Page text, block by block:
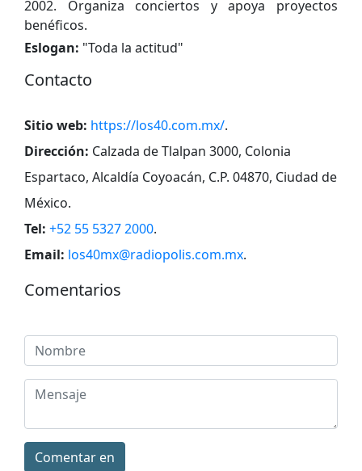
2002. Organiza conciertos y apoya proyectos
benéficos.
Eslogan: "Toda la actitud"
Contacto
Sitio web: https://los40.com.mx/.
Dirección: Calzada de Tlalpan 3000, Colonia
Espartaco, Alcaldía Coyoacán, C.P. 04870, Ciudad de
México.
Tel: +52 55 5327 2000.
Email: los40mx@radiopolis.com.mx.
Comentarios
Comentar en